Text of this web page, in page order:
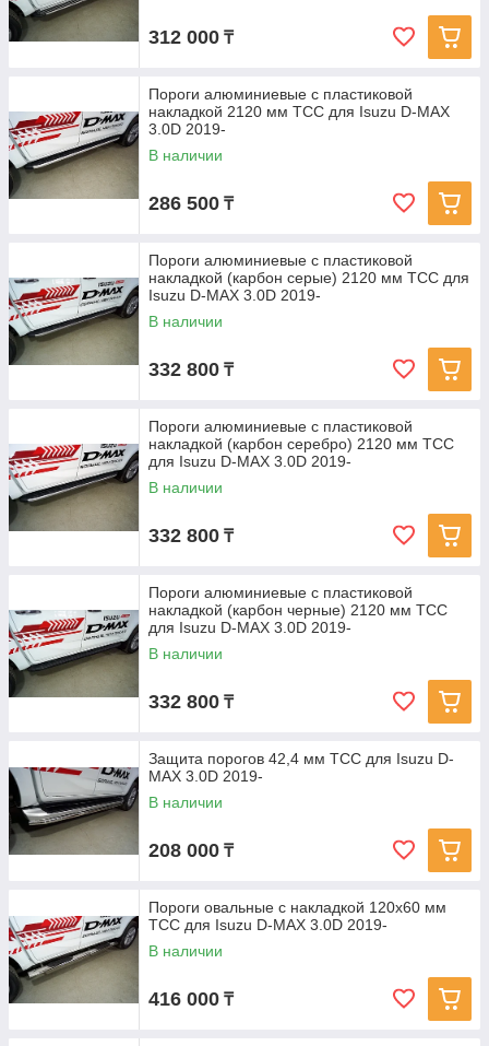
312 000 ₸
Пороги алюминиевые с пластиковой
накладкой 2120 мм ТСС для Isuzu D-MAX
3.0D 2019-
В наличии
286 500 ₸
Пороги алюминиевые с пластиковой
накладкой (карбон серые) 2120 мм ТСС для
Isuzu D-MAX 3.0D 2019-
В наличии
332 800 ₸
Пороги алюминиевые с пластиковой
накладкой (карбон серебро) 2120 мм ТСС
для Isuzu D-MAX 3.0D 2019-
В наличии
332 800 ₸
Пороги алюминиевые с пластиковой
накладкой (карбон черные) 2120 мм ТСС
для Isuzu D-MAX 3.0D 2019-
В наличии
332 800 ₸
Защита порогов 42,4 мм ТСС для Isuzu D-
MAX 3.0D 2019-
В наличии
208 000 ₸
Пороги овальные с накладкой 120х60 мм
ТСС для Isuzu D-MAX 3.0D 2019-
В наличии
416 000 ₸